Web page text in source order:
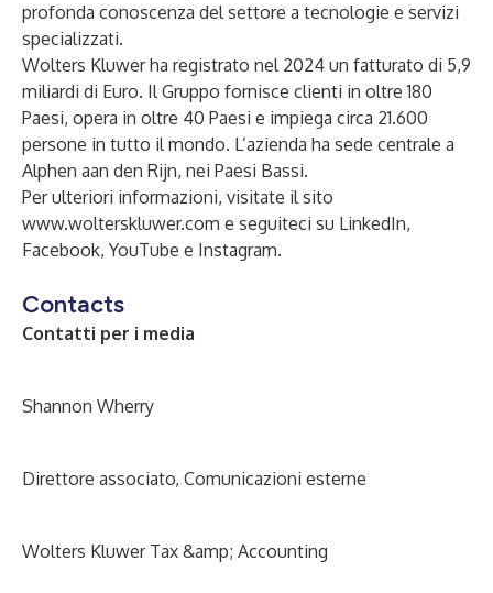
profonda conoscenza del settore a tecnologie e servizi
specializzati.
Wolters Kluwer ha registrato nel 2024 un fatturato di 5,9
miliardi di Euro. Il Gruppo fornisce clienti in oltre 180
Paesi, opera in oltre 40 Paesi e impiega circa 21.600
persone in tutto il mondo. L’azienda ha sede centrale a
Alphen aan den Rijn, nei Paesi Bassi.
Per ulteriori informazioni, visitate il sito
www.wolterskluwer.com e seguiteci su LinkedIn,
Facebook, YouTube e Instagram.
Contacts
Contatti per i media
Shannon Wherry
Direttore associato, Comunicazioni esterne
Wolters Kluwer Tax &amp; Accounting